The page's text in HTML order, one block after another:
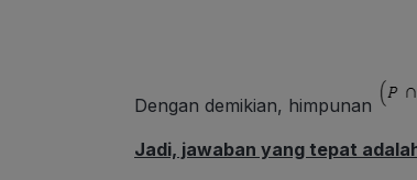
Dengan demikian, himpunan
Jadi, jawaban yang tepat